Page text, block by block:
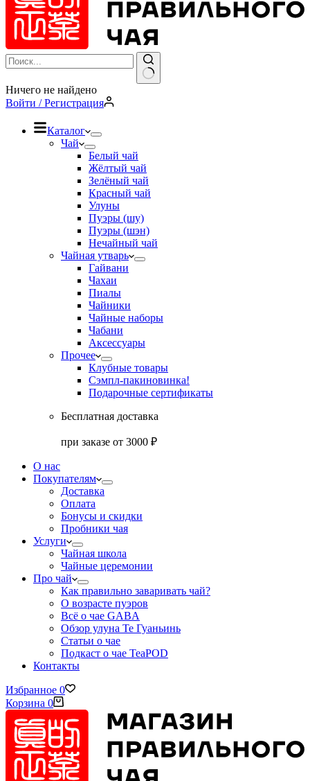
Ничего не найдено
Войти / Регистрация
Каталог
Чай
Белый чай
Жёлтый чай
Зелёный чай
Красный чай
Улуны
Пуэры (шу)
Пуэры (шэн)
Нечайный чай
Чайная утварь
Гайвани
Чахаи
Пиалы
Чайники
Чайные наборы
Чабани
Аксессуары
Прочее
Клубные товары
Сэмпл-пакиновинка!
Подарочные сертификаты
Бесплатная доставка
при заказе от 3000 ₽
О нас
Покупателям
Доставка
Оплата
Бонусы и скидки
Пробники чая
Услуги
Чайная школа
Чайные церемонии
Про чай
Как правильно заваривать чай?
О возрасте пуэров
Всё о чае GABA
Обзор улуна Те Гуаньинь
Статьи о чае
Подкаст о чае TeaPOD
Контакты
Избранное 0
Корзина 0